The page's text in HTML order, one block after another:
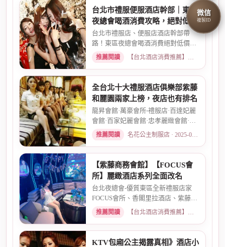
台北市禮服便服酒店幹部｜東區
夜總會喝酒消費攻略，絕對低價
優惠
台北市禮服店、便服店酒店幹部帶
路！東區夜總會喝酒消費絕對低價優
惠。專業幹部安排，包廂費、小...
推薦閱讀 【台北酒店消費推薦】各大商務酒店、夜總會試算 · 2026-03-15
全台北十大禮服酒店俱樂部紫藤
和麗園兩家上榜，夜店也有排名
龍昇會館·萬豪會所-禮服店·百達妃麗
會館·百家妃麗會館·忠孝麗緻會館·敦
南麗緻會館·金荷會...
推薦閱讀 名花公主制服店 · 2025-02-01
【紫藤商務會館】【FOCUS會
所】麗緻酒店系列全面改名
台北夜總會-優質東區全新禮服店家
FOCUS會所、香閣里拉酒店、紫藤名
店、酒店幹部就是為了給你更好...
推薦閱讀 【台北酒店消費推薦】各大商務酒店、夜總會試算 · 2026-03-30
KTV包廂公主揭露真相》酒店小
微信
複製ID